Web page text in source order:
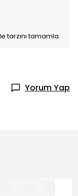
tarzını tamamla.
Yorum Yap